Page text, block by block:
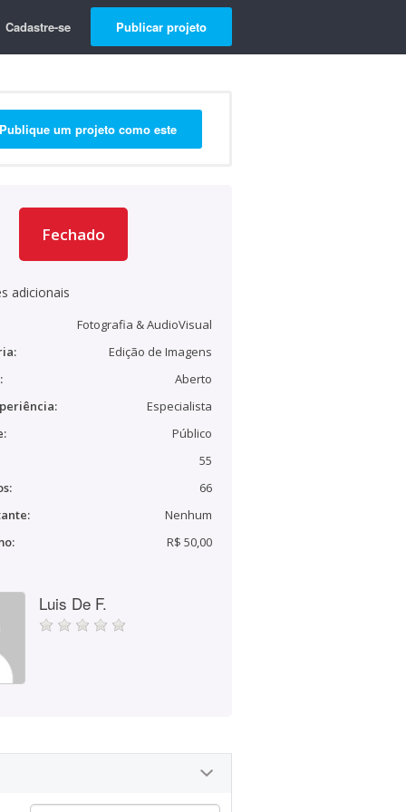
Cadastre-se Publicar projeto
Publique um projeto como este
Fechado
adicionais
Fotografia & AudioVisual
Edição de Imagens
Aberto
Especialista
Público
55
66
Nenhum
R$ 50,00
Luis De F.